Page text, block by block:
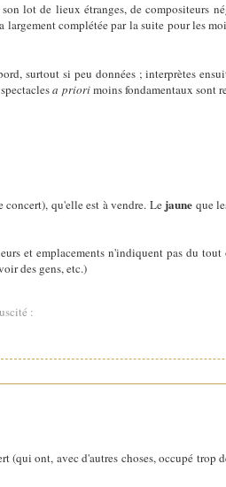
lot de lieux étranges, de compositeurs
complétée par la suite pour les
surtout si peu données ; interprètes
a priorimoins fondamentaux sont
qu'elle est à vendre. Le jaune que
et emplacements n'indiquent pas du
des gens, etc.)
:
(qui ont, avec d'autres choses, occupé